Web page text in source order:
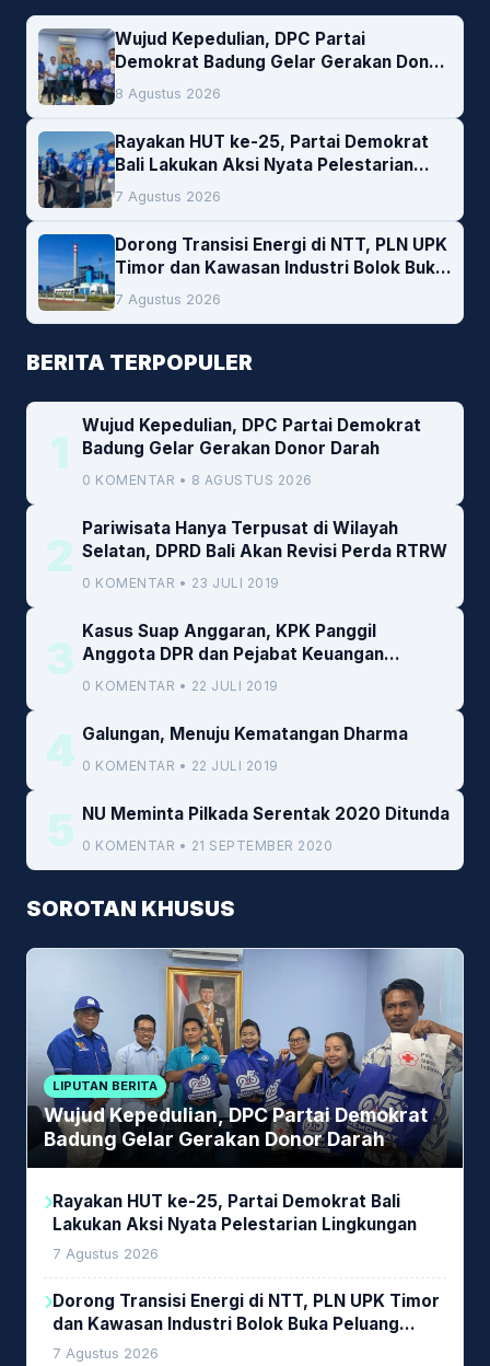
Wujud Kepedulian, DPC Partai
Demokrat Badung Gelar Gerakan Donor
Darah
8 Agustus 2026
Rayakan HUT ke-25, Partai Demokrat
Bali Lakukan Aksi Nyata Pelestarian
Lingkungan
7 Agustus 2026
Dorong Transisi Energi di NTT, PLN UPK
Timor dan Kawasan Industri Bolok Buka
Peluang Investasi Woodchip untuk
Cofiring PLTU Bolok
7 Agustus 2026
BERITA TERPOPULER
1
Wujud Kepedulian, DPC Partai Demokrat
Badung Gelar Gerakan Donor Darah
0 KOMENTAR • 8 AGUSTUS 2026
2
Pariwisata Hanya Terpusat di Wilayah
Selatan, DPRD Bali Akan Revisi Perda RTRW
0 KOMENTAR • 23 JULI 2019
3
Kasus Suap Anggaran, KPK Panggil
Anggota DPR dan Pejabat Keuangan
Kemenkeu
0 KOMENTAR • 22 JULI 2019
4 Galungan, Menuju Kematangan Dharma
0 KOMENTAR • 22 JULI 2019
5 NU Meminta Pilkada Serentak 2020 Ditunda
0 KOMENTAR • 21 SEPTEMBER 2020
SOROTAN KHUSUS
LIPUTAN BERITA
Wujud Kepedulian, DPC Partai Demokrat
Badung Gelar Gerakan Donor Darah
Rayakan HUT ke-25, Partai Demokrat Bali
Lakukan Aksi Nyata Pelestarian Lingkungan
7 Agustus 2026
Dorong Transisi Energi di NTT, PLN UPK Timor
dan Kawasan Industri Bolok Buka Peluang
Investasi Woodchip untuk Cofiring PLTU Bolok
7 Agustus 2026